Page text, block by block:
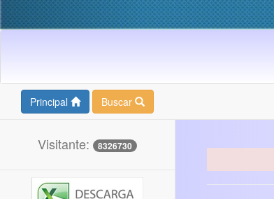
Principal Buscar
Visitante: 8326730